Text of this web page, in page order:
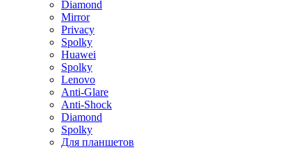
Diamond
Mirror
Privacy
Spolky
Huawei
Spolky
Lenovo
Anti-Glare
Anti-Shock
Diamond
Spolky
Для планшетов